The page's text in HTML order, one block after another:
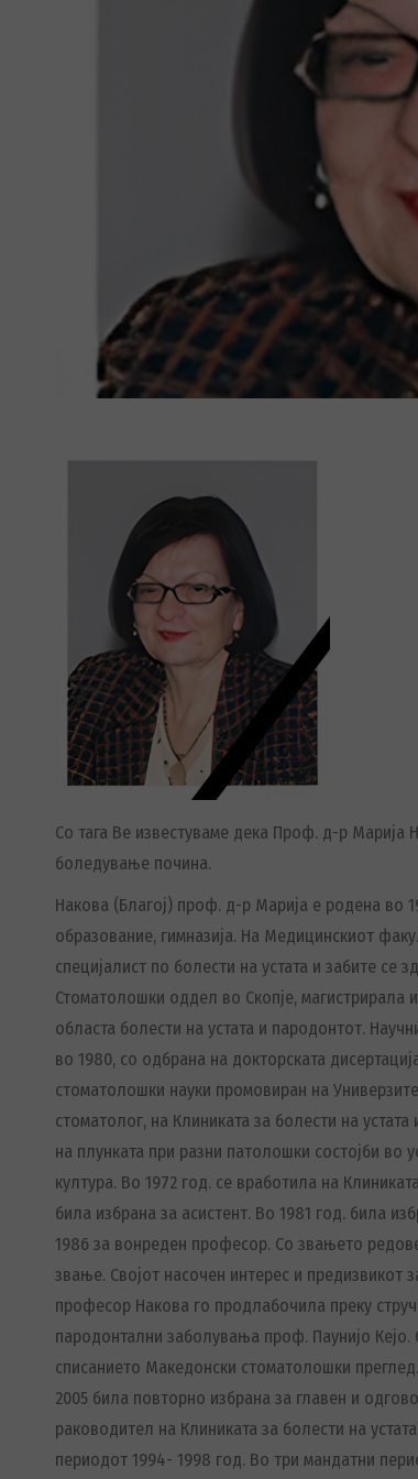
Со тага Ве известуваме дека Проф. д-р Марија
боледување почина.
Накова (Благој) проф. д-р Марија е родена во
образование, гимназија. На Медицинскиот
специјалист по болести на устата и забите
Стоматолошки оддел во Скопје, магистрирала
областа болести на устата и пародонтот.
во 1980, со одбрана на докторската
стоматолошки науки промовиран на
стоматолог, на Клиниката за болести на
на плунката при разни патолошки состојби во
култура. Во 1972 год. се вработила на
била избрана за асистент. Во 1981 год. била
1986 за вонреден професор. Со звањето
звање. Својот насочен интерес и предизвикот
професор Накова го продлабочила преку
пародонтални заболувања проф. Паунијо
списанието Македонски стоматолошки
2005 била повторно избрана за главен и
раководител на Клиниката за болести на
периодот 1994- 1998 год. Во три мандатни